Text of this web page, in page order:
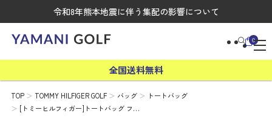
令和8年熊本地震に伴う集配の影響について
0
全国送料無料
TOP TOMMY HILFIGER GOLF バッグ
トートバッグ
[トミーヒルフィガー]トートバッグ フ…